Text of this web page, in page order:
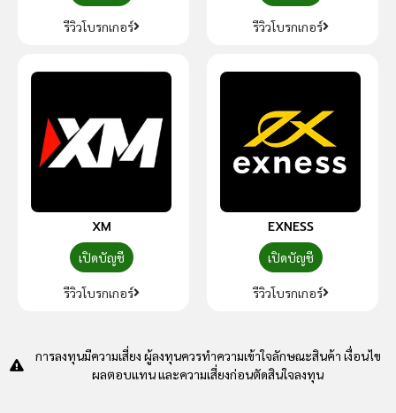
รีวิวโบรกเกอร์ รีวิวโบรกเกอร์
XM
เปิดบัญชี
รีวิวโบรกเกอร์
EXNESS
เปิดบัญชี
รีวิวโบรกเกอร์
การลงทุนมีความเสี่ยง ผู้ลงทุนควรทำความเข้าใจลักษณะสินค้า เงื่อนไข
ผลตอบแทน และความเสี่ยงก่อนตัดสินใจลงทุน